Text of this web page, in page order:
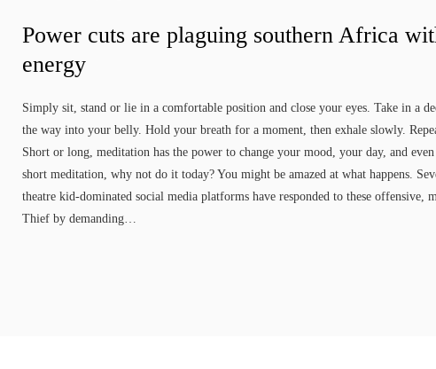
Power cuts are plaguing southern Africa
energy
Simply sit, stand or lie in a comfortable position and close your eyes. Take in a
the way into your belly. Hold your breath for a moment, then exhale slowly.
Short or long, meditation has the power to change your mood, your day, and
short meditation, why not do it today? You might be amazed at what happens.
theatre kid-dominated social media platforms have responded to these
Thief by demanding…